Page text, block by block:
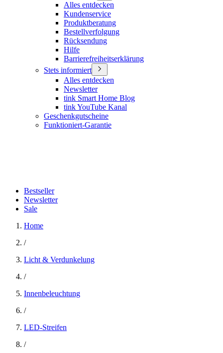
Alles entdecken
Kundenservice
Produktberatung
Bestellverfolgung
Rücksendung
Hilfe
Barrierefreiheitserklärung
Stets informiert
Alles entdecken
Newsletter
tink Smart Home Blog
tink YouTube Kanal
Geschenkgutscheine
Funktioniert-Garantie
Bestseller
Newsletter
Sale
Home
/
Licht & Verdunkelung
/
Innenbeleuchtung
/
LED-Streifen
/